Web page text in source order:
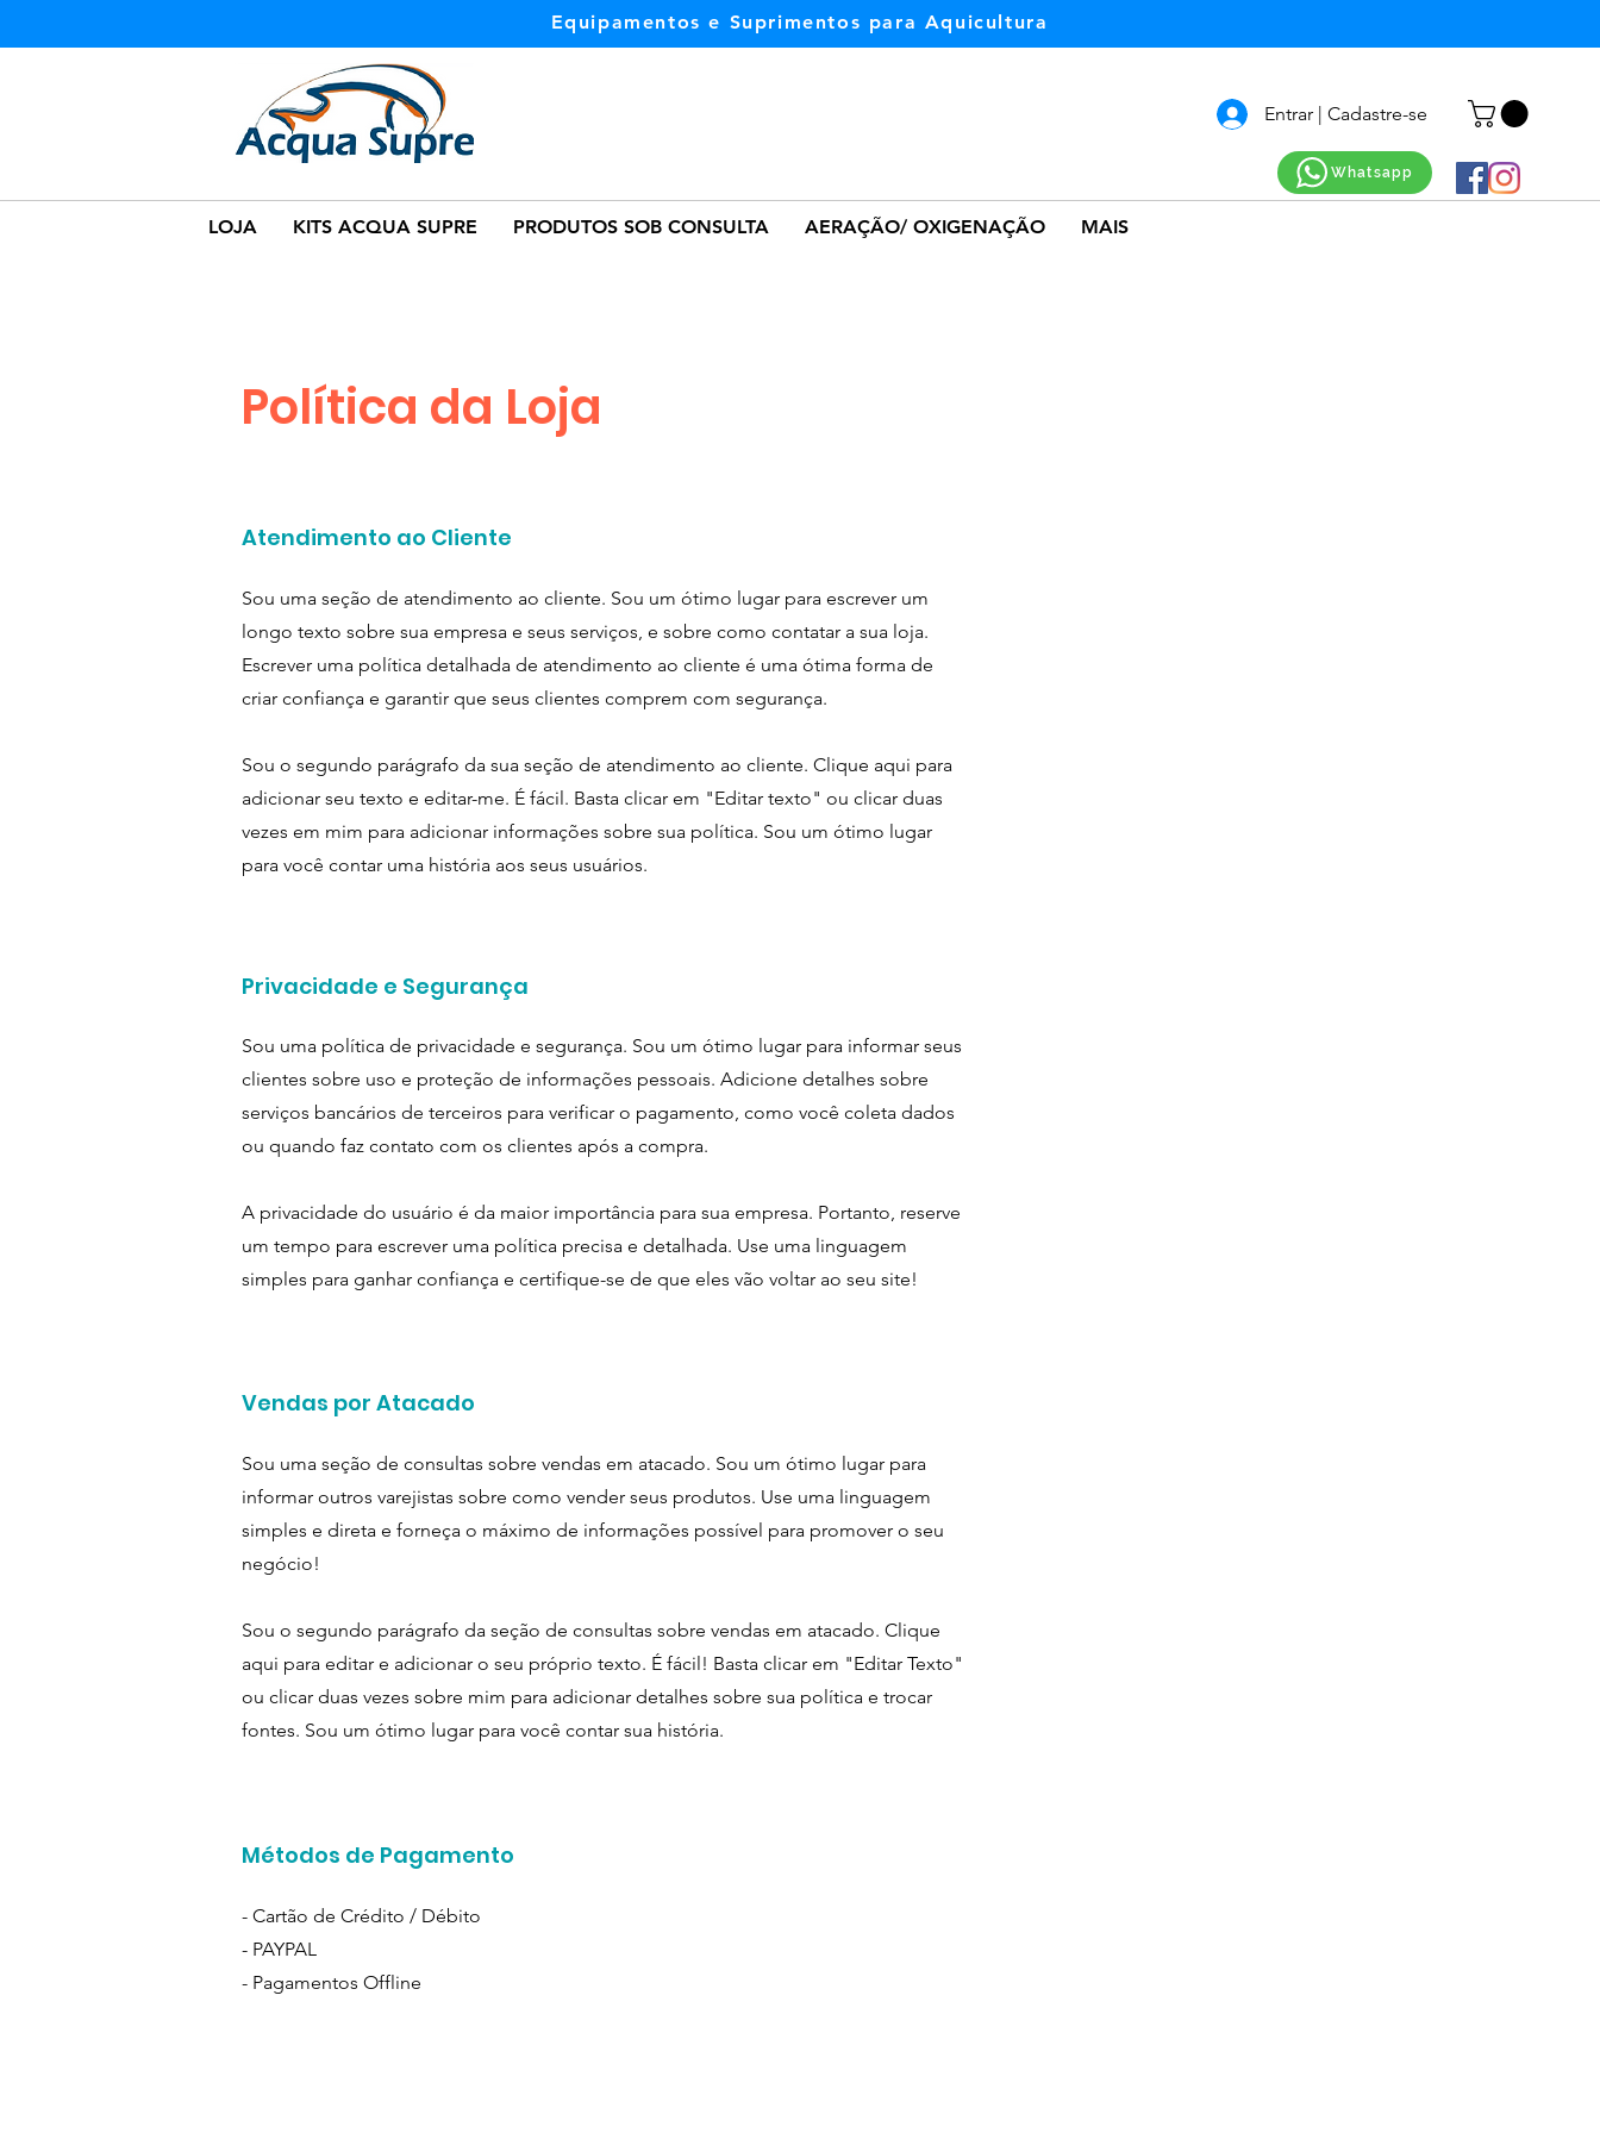
Equipamentos e Suprimentos para Aquicultura
Entrar | Cadastre-se
Whatsapp
LOJA KITS ACQUA SUPRE PRODUTOS SOB CONSULTA AERAÇÃO/ OXIGENAÇÃO MAIS
Política da Loja
Atendimento ao Cliente
Sou uma seção de atendimento ao cliente. Sou um ótimo lugar para escrever um
longo texto sobre sua empresa e seus serviços, e sobre como contatar a sua loja.
Escrever uma política detalhada de atendimento ao cliente é uma ótima forma de
criar confiança e garantir que seus clientes comprem com segurança.
Sou o segundo parágrafo da sua seção de atendimento ao cliente. Clique aqui para
adicionar seu texto e editar-me. É fácil. Basta clicar em "Editar texto" ou clicar duas
vezes em mim para adicionar informações sobre sua política. Sou um ótimo lugar
para você contar uma história aos seus usuários.
Privacidade e Segurança
Sou uma política de privacidade e segurança. Sou um ótimo lugar para informar seus
clientes sobre uso e proteção de informações pessoais. Adicione detalhes sobre
serviços bancários de terceiros para verificar o pagamento, como você coleta dados
ou quando faz contato com os clientes após a compra.
A privacidade do usuário é da maior importância para sua empresa. Portanto, reserve
um tempo para escrever uma política precisa e detalhada. Use uma linguagem
simples para ganhar confiança e certifique-se de que eles vão voltar ao seu site!
Vendas por Atacado
Sou uma seção de consultas sobre vendas em atacado. Sou um ótimo lugar para
informar outros varejistas sobre como vender seus produtos. Use uma linguagem
simples e direta e forneça o máximo de informações possível para promover o seu
negócio!
Sou o segundo parágrafo da seção de consultas sobre vendas em atacado. Clique
aqui para editar e adicionar o seu próprio texto. É fácil! Basta clicar em "Editar Texto"
ou clicar duas vezes sobre mim para adicionar detalhes sobre sua política e trocar
fontes. Sou um ótimo lugar para você contar sua história.
Métodos de Pagamento
- Cartão de Crédito / Débito
- PAYPAL
- Pagamentos Offline